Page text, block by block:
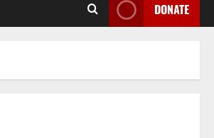
DONATE